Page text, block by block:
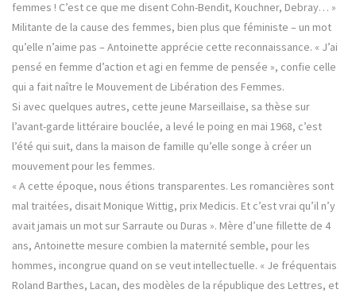
femmes ! C’est ce que me disent Cohn-Bendit, Kouchner, Debray… »
Militante de la cause des femmes, bien plus que féministe – un mot
qu’elle n’aime pas – Antoinette apprécie cette reconnaissance. « J’ai
pensé en femme d’action et agi en femme de pensée », confie celle
qui a fait naître le Mouvement de Libération des Femmes.
Si avec quelques autres, cette jeune Marseillaise, sa thèse sur
l’avant-garde littéraire bouclée, a levé le poing en mai 1968, c’est
l’été qui suit, dans la maison de famille qu’elle songe à créer un
mouvement pour les femmes.
« A cette époque, nous étions transparentes. Les romancières sont
mal traitées, disait Monique Wittig, prix Medicis. Et c’est vrai qu’il n’y
avait jamais un mot sur Sarraute ou Duras ». Mère d’une fillette de 4
ans, Antoinette mesure combien la maternité semble, pour les
hommes, incongrue quand on se veut intellectuelle. « Je fréquentais
Roland Barthes, Lacan, des modèles de la république des Lettres, et